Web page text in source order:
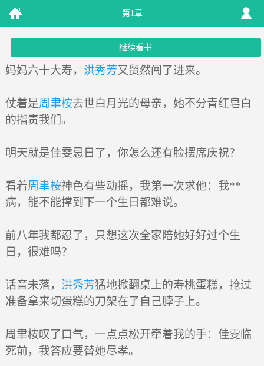
第1章
继续看书
妈妈六十大寿， 洪秀芳又贸然闯了进来。
仗着是周聿桉去世白月光的母亲，她不分青红皂白
的指责我们。
明天就是佳雯忌日了，你怎么还有脸摆席庆祝？
看着周聿桉神色有些动摇，我第一次求他：我**
病，能不能撑到下一个生日都难说。
前八年我都忍了，只想这次全家陪她好好过个生
日，很难吗？
话音未落， 洪秀芳猛地掀翻桌上的寿桃蛋糕，抢过
准备拿来切蛋糕的刀架在了自己脖子上。
周聿桉叹了口气，一点点松开牵着我的手：佳雯临
死前，我答应要替她尽孝。